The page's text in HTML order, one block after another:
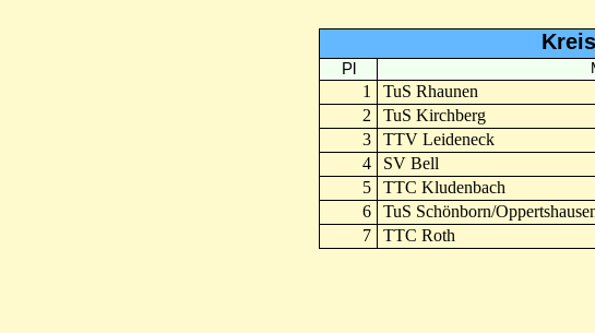
Pl
1 TuS Rhaunen
2
TuS Kirchberg
3
TTV Leideneck
4
SV Bell
5
TTC Kludenbach
6
TuS Schönborn/
7
TTC Roth